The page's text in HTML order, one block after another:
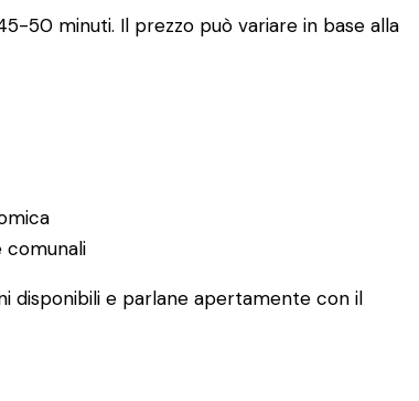
50 minuti. Il prezzo può variare in base alla
comunali
disponibili e parlane apertamente con il